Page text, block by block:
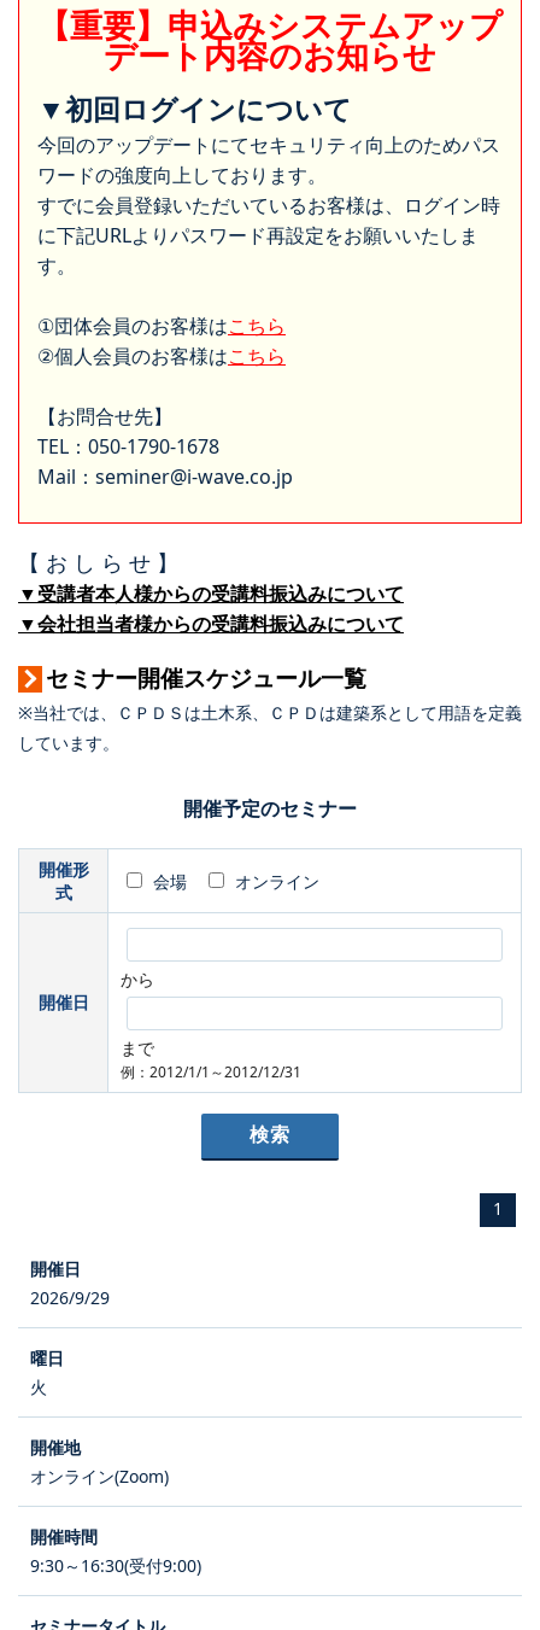
【重要】申込みシステムアップ
デート内容のお知らせ
▼初回ログインについて
今回のアップデートにてセキュリティ向上のためパス
ワードの強度向上しております。
すでに会員登録いただいているお客様は、ログイン時
に下記URLよりパスワード再設定をお願いいたしま
す。
①団体会員のお客様はこちら
②個人会員のお客様はこちら
【お問合せ先】
TEL：050-1790-1678
Mail：seminer@i-wave.co.jp
【 お し ら せ 】
▼受講者本人様からの受講料振込みについて
▼会社担当者様からの受講料振込みについて
セミナー開催スケジュール一覧
※当社では、ＣＰＤＳは土木系、ＣＰＤは建築系として用語を定義
しています。
開催予定のセミナー
開催形
式
会場 オンライン
開催日
から
まで
例：2012/1/1～2012/12/31
1
2026/9/29
火
オンライン(Zoom)
9:30～16:30(受付9:00)